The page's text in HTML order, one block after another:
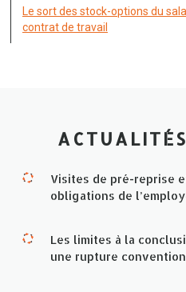
Le sort des stock-options du
contrat de travail
Visites de pré-reprise
obligations de
Les limites à la
une rupture